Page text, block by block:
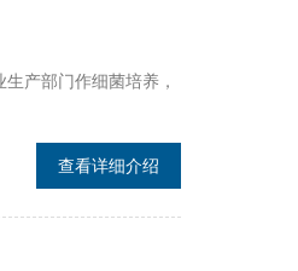
产部门作细菌培养，
查看详细介绍